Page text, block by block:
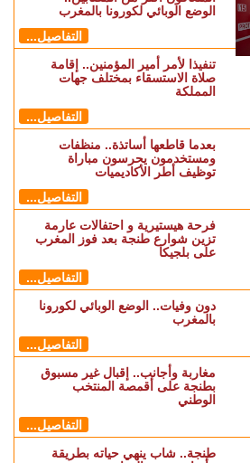
الوضع الوبائي لكورونا بالمغرب
التفاصيل...
تنفيذا لأمر أمير المؤمنين.. إقامة
صلاة الاستسقاء بمختلف جهات
المملكة
التفاصيل...
بعدما قاطعها أساتذة.. منظفات
ومستخدمون يحرسون مباراة
توظيف أطر الأكاديميات
التفاصيل...
فرحة هيستيرية و احتفالات عارمة
تزين شوارع طنجة بعد فوز المغرب
على بلجيكا
التفاصيل...
دون وفيات.. الوضع الوبائي لكورونا
بالمغرب
التفاصيل...
مغاربة وأجانب.. إقبال غير مسبوق
بطنجة على أقمصة المنتخب
الوطني
التفاصيل...
طنجة.. شاب ينهي حياته بطريقة